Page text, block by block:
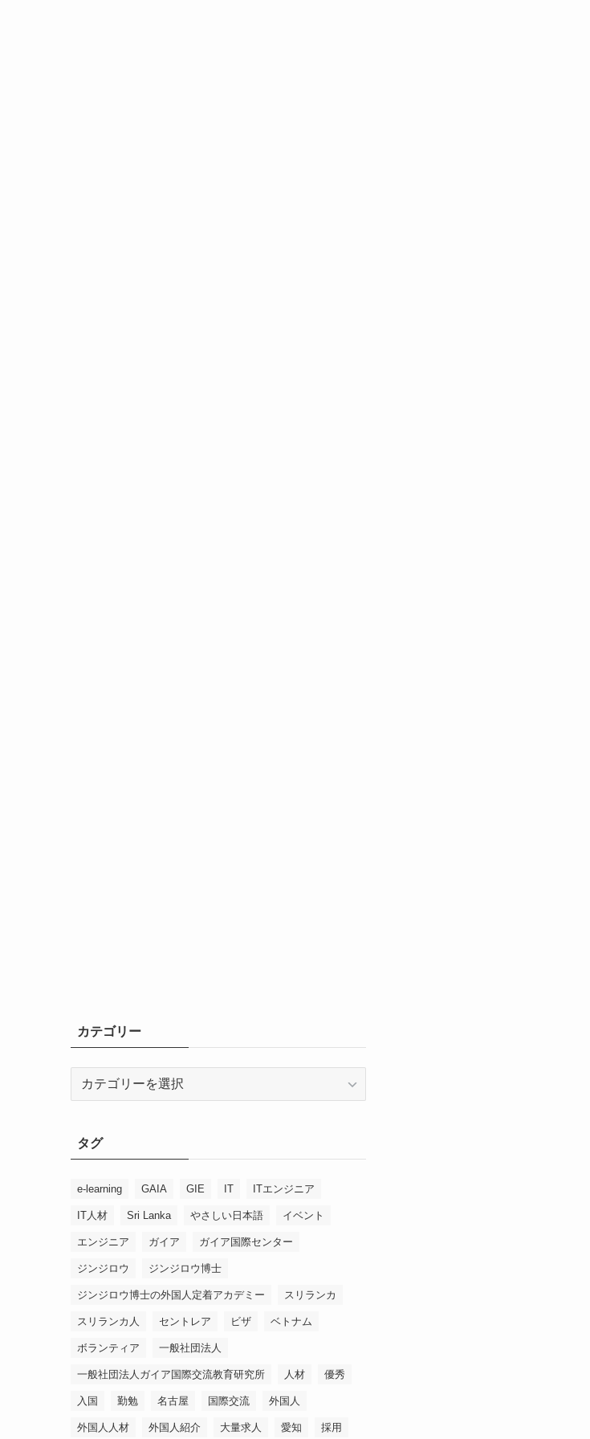
カテゴリー
リ
ー
タグ
e-learning GAIA GIE IT ITエンジニア
IT人材 Sri Lanka やさしい日本語 イベント
エンジニア ガイア ガイア国際センター
ジンジロウ ジンジロウ博士
ジンジロウ博士の外国人定着アカデミー スリランカ
スリランカ人 セントレア ビザ ベトナム
ボランティア 一般社団法人
一般社団法人ガイア国際交流教育研究所 人材 優秀
入国 勤勉 名古屋 国際交流 外国人
外国人人材 外国人紹介 大量求人 愛知 採用